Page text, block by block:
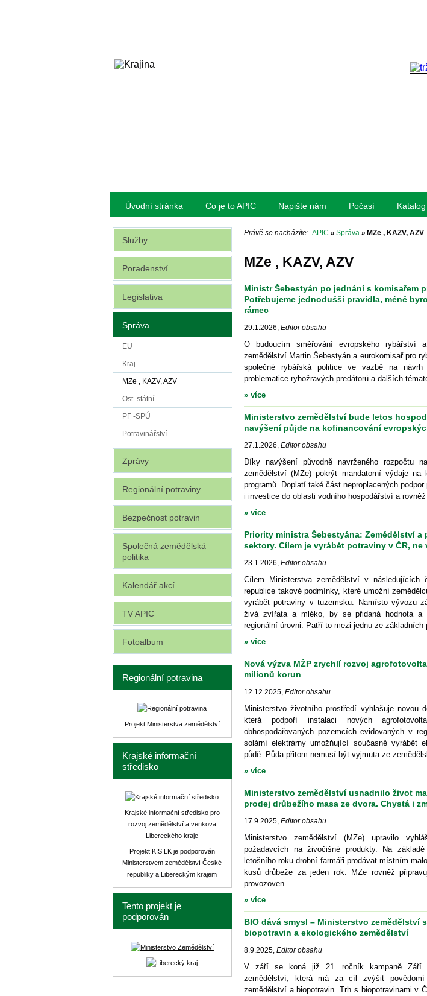
Úvodní stránka Co je to APIC Napište nám Počasí
Právě se nacházíte: APIC » Správa » MZe , KAZV, AZV
MZe , KAZV, AZV
Ministr Šebestyán po jednání s komisařem
Potřebujeme jednodušší pravidla, méně
rámec
29.1.2026 Editor obsahu
O budoucím směřování evropského rybářství
zemědělství Martin Šebestyán a eurokomisař pro
společné rybářská politice ve vazbě na návrh
problematice rybožravých predátorů a dalších
» více
Ministerstvo zemědělství bude letos
navýšení půjde na kofinancování
27.1.2026 Editor obsahu
Díky navýšení původně navrženého rozpočtu
zemědělství (MZe) pokrýt mandatorní výdaje na
programů. Doplatí také část neproplacených
i investice do oblasti vodního hospodářství a
» více
Priority ministra Šebestyána: Zemědělství
sektory. Cílem je vyrábět potraviny v ČR,
23.1.2026 Editor obsahu
Cílem Ministerstva zemědělství v
republice takové podmínky, které umožní
vyrábět potraviny v tuzemsku. Namísto vývozu
živá zvířata a mléko, by se přidaná hodnota a
regionální úrovni. Patří to mezi jednu ze
» více
Nová výzva MŽP zrychlí rozvoj
milionů korun
12.12.2025, Editor obsahu
Ministerstvo životního prostředí vyhlašuje novou
která podpoří instalaci nových
obhospodařovaných pozemcích evidovaných v
solární elektrárny umožňující současně vyrábět
půdě. Půda přitom nemusí být vyjmuta ze
» více
Ministerstvo zemědělství usnadnilo život
prodej drůbežího masa ze dvora. Chystá i
17.9.2025, Editor obsahu
Ministerstvo zemědělství (MZe) upravilo
požadavcích na živočišné produkty. Na
letošního roku drobní farmáři prodávat místním
kusů drůbeže za jeden rok. MZe rovněž
provozoven.
» více
BIO dává smysl – Ministerstvo zemědělství
biopotravin a ekologického zemědělství
8.9.2025, Editor obsahu
V září se koná již 21. ročník kampaně Září
zemědělství, která má za cíl zvýšit povědomí
zemědělství a biopotravin. Trh s biopotravinami v
Služby
Poradenství
Legislativa
Správa
EU
Kraj
MZe , KAZV, AZV
Ost. státní
PF -SPÚ
Potravinářství
Zprávy
Regionální potraviny
Bezpečnost potravin
Společná zemědělská
politika
Kalendář akcí
TV APIC
Fotoalbum
Regionální potravina
Projekt Ministerstva zemědělství
Krajské informační
středisko
Krajské informační středisko pro
rozvoj zemědělství a venkova
Libereckého kraje
Projekt KIS LK je podporován
Ministerstvem zemědělství České
republiky a Libereckým krajem
Tento projekt je
podporován